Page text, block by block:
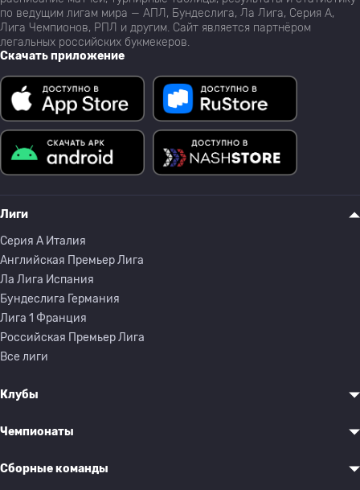
по ведущим лигам мира — АПЛ, Бундеслига, Ла Лига, Серия А,
Лига Чемпионов, РПЛ и другим. Сайт является партнёром
легальных российских букмекеров.
Скачать приложение
Лиги
Серия A Италия
Английская Премьер Лига
Ла Лига Испания
Бундеслига Германия
Лига 1 Франция
Российская Премьер Лига
Все лиги
Клубы
Чемпионаты
Сборные команды